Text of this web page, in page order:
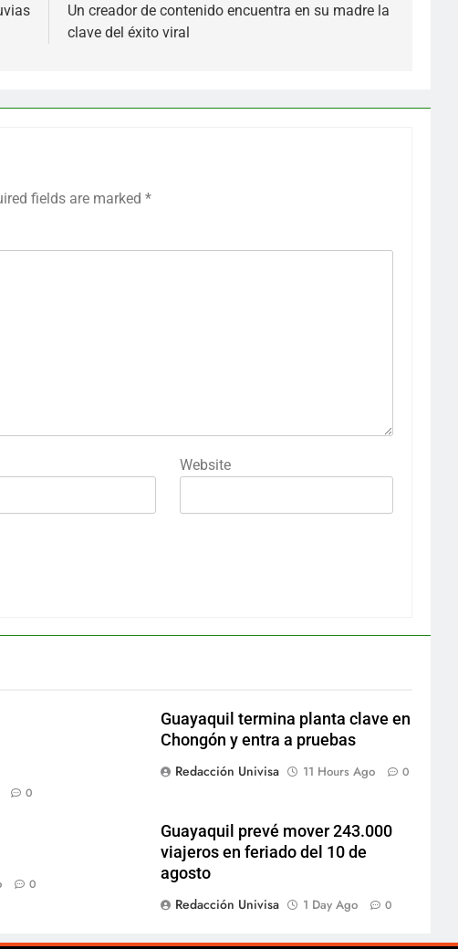
Un creador de contenido encuentra en su madre la
clave del éxito viral
fields are marked *
Website
0
Guayaquil termina planta clave en
Chongón y entra a pruebas
Redacción Univisa
11 Hours Ago 0
0
Guayaquil prevé mover 243.000
viajeros en feriado del 10 de
agosto
Redacción Univisa
1 Day Ago 0